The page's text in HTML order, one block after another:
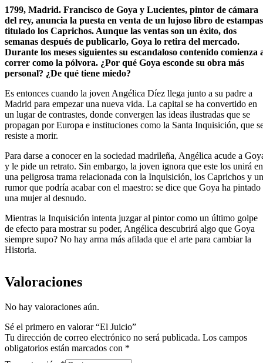
1799, Madrid. Francisco de Goya y Lucientes, pintor de cámara
del rey, anuncia la puesta en venta de un lujoso libro de estampas
titulado los Caprichos. Aunque las ventas son un éxito, dos
semanas después de publicarlo, Goya lo retira del mercado.
Durante los meses siguientes su escandaloso contenido comienza
correr como la pólvora. ¿Por qué Goya esconde su obra más
personal? ¿De qué tiene miedo?
Es entonces cuando la joven Angélica Díez llega junto a su padre a
Madrid para empezar una nueva vida. La capital se ha convertido en
un lugar de contrastes, donde convergen las ideas ilustradas que se
propagan por Europa e instituciones como la Santa Inquisición, que
resiste a morir.
Para darse a conocer en la sociedad madrileña, Angélica acude a
y le pide un retrato. Sin embargo, la joven ignora que este los unirá en
una peligrosa trama relacionada con la Inquisición, los Caprichos y un
rumor que podría acabar con el maestro: se dice que Goya ha pintado
una mujer al desnudo.
Mientras la Inquisición intenta juzgar al pintor como un último golpe
de efecto para mostrar su poder, Angélica descubrirá algo que Goya
siempre supo? No hay arma más afilada que el arte para cambiar la
Historia.
Valoraciones
No hay valoraciones aún.
Sé el primero en valorar “El Juicio”
Tu dirección de correo electrónico no será publicada. Los campos
obligatorios están marcados con *